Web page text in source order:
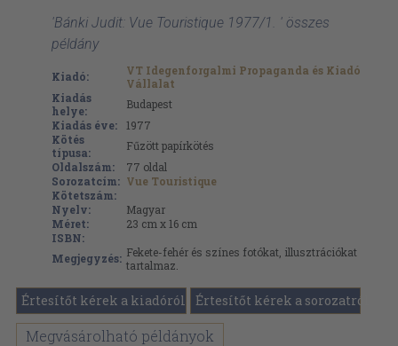
'Bánki Judit: Vue Touristique 1977/1. ' összes
példány
Kiadó:
VT Idegenforgalmi Propaganda és Kiadó
Vállalat
Kiadás
helye:
Budapest
Kiadás éve:
1977
Kötés
típusa:
Fűzött papírkötés
Oldalszám:
77 oldal
Sorozatcím: Vue Touristique
Kötetszám:
Nyelv:
Magyar
Méret:
23 cm x 16 cm
ISBN:
Megjegyzés: Fekete-fehér és színes fotókat, illusztrációkat
tartalmaz.
Értesítőt kérek a kiadóról Értesítőt kérek a sorozatról
Megvásárolható példányok